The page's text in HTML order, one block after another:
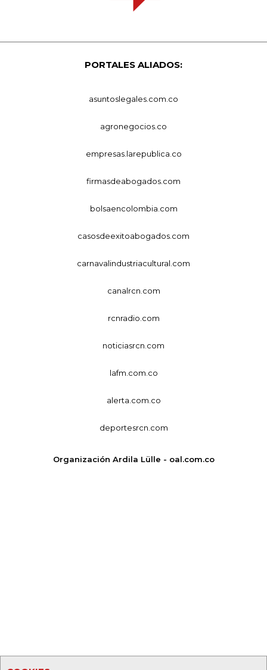
PORTALES ALIADOS:
asuntoslegales.com.co
agronegocios.co
empresas.larepublica.co
firmasdeabogados.com
bolsaencolombia.com
casosdeexitoabogados.com
carnavalindustriacultural.com
canalrcn.com
rcnradio.com
noticiasrcn.com
lafm.com.co
alerta.com.co
deportesrcn.com
Organización Ardila Lülle - oal.com.co